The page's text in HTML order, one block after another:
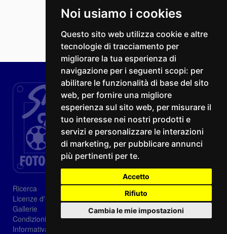
Noi usiamo i cookies
Questo sito web utilizza cookie e altre
tecnologie di tracciamento per
migliorare la tua esperienza di
navigazione per i seguenti scopi: per
abilitare le funzionalità di base del sito
web, per fornire una migliore
esperienza sul sito web, per misurare il
tuo interesse nei nostri prodotti e
servizi e personalizzare le interazioni
di marketing, per pubblicare annunci
più pertinenti per te.
Accetto
Rifiuto
Cambia le mie impostazioni
Ricerca
Licenze d'utilizzo
Gallerie
Condizioni di vendita
Informativa sui Cookie